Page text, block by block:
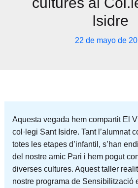
Isidre
22 de mayo de
Aquesta vegada hem compartit El
col·legi Sant Isidre. Tant l’alumnat
totes les etapes d’infantil, s’han
del nostre amic Pari i hem pogut
diverses cultures. Aquest taller
nostre programa de Sensibilització